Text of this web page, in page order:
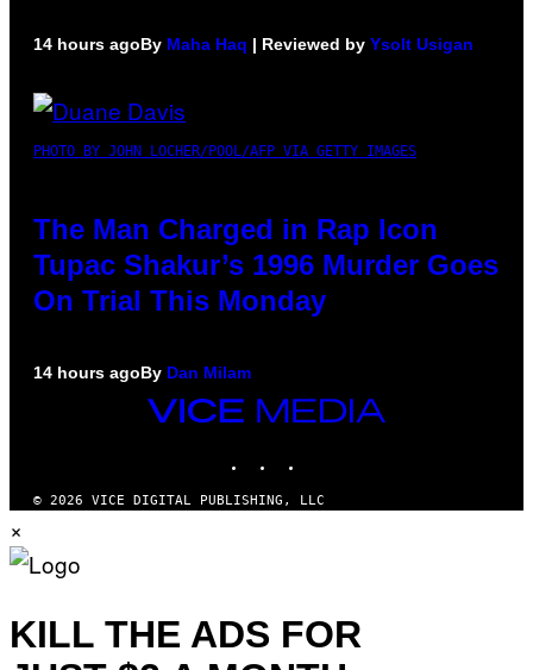
14 hours agoBy Maha Haq | Reviewed by Ysolt Usigan
PHOTO BY JOHN LOCHER/POOL/AFP VIA GETTY IMAGES
The Man Charged in Rap Icon
Tupac Shakur’s 1996 Murder Goes
On Trial This Monday
14 hours agoBy Dan Milam
VICE
MEDIA
© 2026 VICE DIGITAL PUBLISHING, LLC
×
KILL THE ADS FOR